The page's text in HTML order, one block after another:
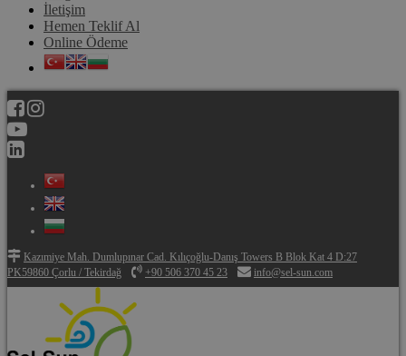
İletişim
Hemen Teklif Al
Online Ödeme
Kazımiye Mah. Dumlupınar Cad. Kılıçoğlu-Danış Towers B Blok Kat 4 D:27
PK59860 Çorlu / Tekirdağ
+90 506 370 45 23 info@sel-sun.com